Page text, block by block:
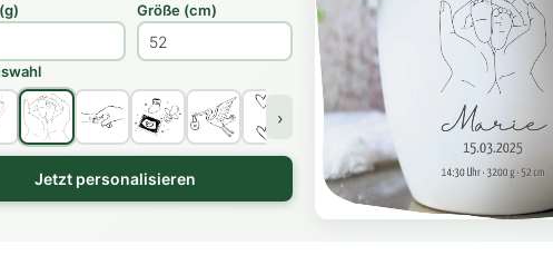
Größe (cm)
›
Jetzt personalisieren